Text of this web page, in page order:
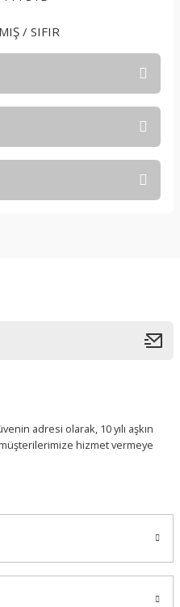
/ SIFIR
görüntülenemiyor.
adresi olarak, 10 yılı aşkın
hizmet vermeye